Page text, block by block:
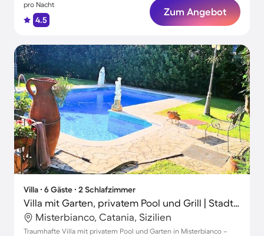
pro Nacht
4.5
Zum Angebot
Villa ∙ 6 Gäste ∙ 2 Schlafzimmer
Villa mit Garten, privatem Pool und Grill | Stadtblick
Misterbianco, Catania, Sizilien
Traumhafte Villa mit privatem Pool und Garten in Misterbianco –